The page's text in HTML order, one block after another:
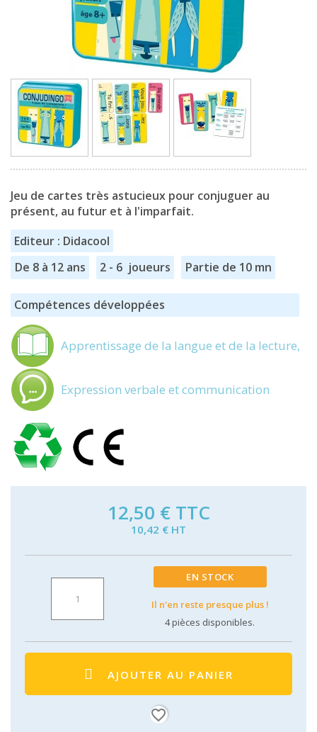
Jeu de cartes très astucieux pour conjuguer au
présent, au futur et à l'imparfait.
Editeur : Didacool
De 8 à 12 ans
2 - 6 joueurs Partie de 10 mn
Compétences développées
Apprentissage de la langue et de la lecture,
Expression verbale et communication
12,50 € TTC
10,42 € HT
EN STOCK
Il n'en reste presque plus !
4pièces disponibles.
AJOUTER AU PANIER
favorite_border